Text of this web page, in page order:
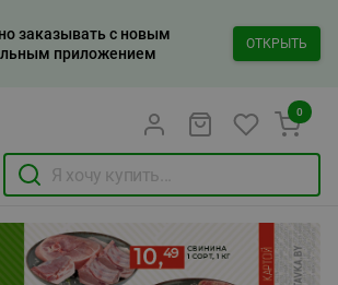
заказывать с новым
приложением
ОТКРЫТЬ
0